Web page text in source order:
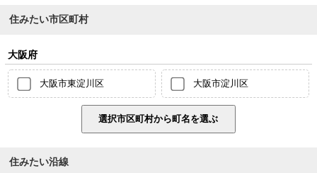
住みたい市区町村
大阪府
大阪市東淀川区 大阪市淀川区
住みたい沿線